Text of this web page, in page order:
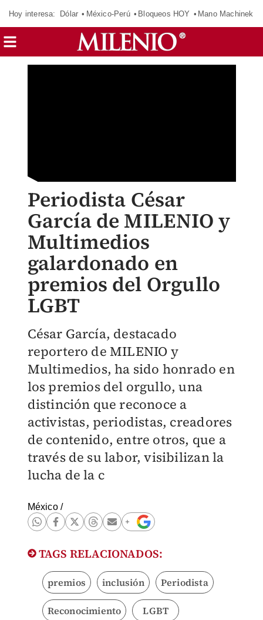
Hoy interesa: Dólar México-Perú Bloqueos HOY Mano Machinek
Periodista César
García de MILENIO y
Multimedios
galardonado en
premios del Orgullo
LGBT
César García, destacado
reportero de MILENIO y
Multimedios, ha sido honrado en
los premios del orgullo, una
distinción que reconoce a
activistas, periodistas, creadores
de contenido, entre otros, que a
través de su labor, visibilizan la
lucha de la c
México/
TAGS RELACIONADOS:
premios inclusión Periodista
Reconocimiento LGBT